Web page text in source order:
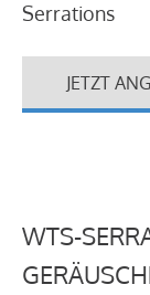
Serrations
JETZT
WTS-